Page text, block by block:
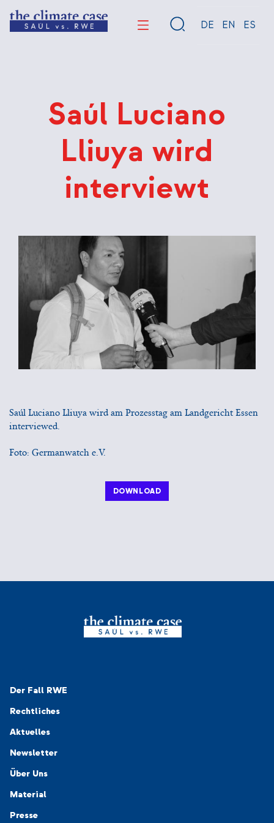
zum
DE EN ES
Saúl Luciano
Lliuya wird
interviewt
Saúl Luciano Lliuya wird am Prozesstag am Landgericht Essen
interviewed.
Foto: Germanwatch e.V.
DOWNLOAD
Navigation-Footer 1
Der Fall RWE
Rechtliches
Aktuelles
Newsletter
Navigation-Footer 2
Über Uns
Material
Presse